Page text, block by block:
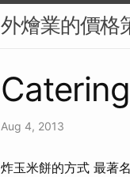
外燴業的價格
Aug 4, 2013
炸玉米餅的方式 最著